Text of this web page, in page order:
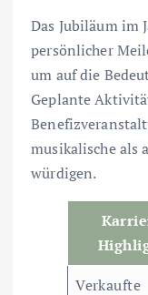
Das Jubiläum im
persönlicher
um auf die
Geplante
musikalische als
würdigen.
Verkaufte